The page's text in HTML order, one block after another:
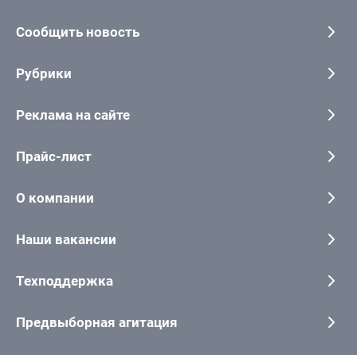
Сообщить новость
Рубрики
Реклама на сайте
Прайс-лист
О компании
Наши вакансии
Техподдержка
Предвыборная агитация